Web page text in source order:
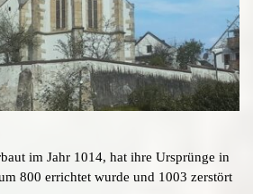
im Jahr 1014, hat ihre Ursprünge in
800 errichtet wurde und 1003 zerstört